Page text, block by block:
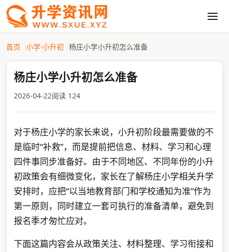
首页 小学·小升初 杨庄小学小升初怎么准备
杨庄小学小升初怎么准备
2026-04-22阅读 124
对于杨庄小学的家长来说，小升初阶段最需要做的不
是临时“补救”，而是提前把信息、材料、学习和心理
四件事同步准备好。由于不同地区、不同年份的小升
初政策会有细微变化，家长在了解杨庄小学相关升学
安排时，应把“以当地教育部门和学校通知为准”作为
第一原则，同时建立一套可执行的准备清单，避免到
报名季才匆忙应对。
下面这篇内容会从政策关注、材料整理、学习衔接和